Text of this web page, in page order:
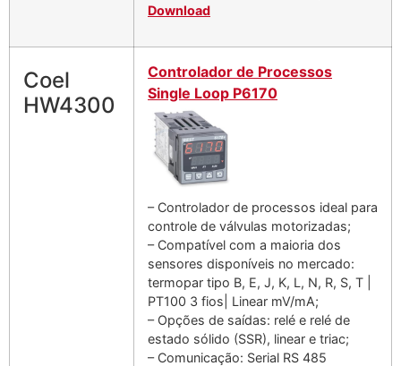
Download
Coel
HW4300
Controlador de Processos
Single Loop P6170
– Controlador de processos ideal para
controle de válvulas motorizadas;
– Compatível com a maioria dos
sensores disponíveis no mercado:
termopar tipo B, E, J, K, L, N, R, S, T |
PT100 3 fios| Linear mV/mA;
– Opções de saídas: relé e relé de
estado sólido (SSR), linear e triac;
– Comunicação: Serial RS 485